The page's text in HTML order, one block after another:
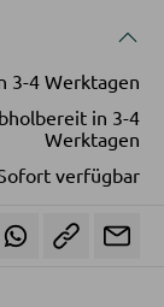
3-4 Werktagen
in 3-4
Werktagen
verfügbar